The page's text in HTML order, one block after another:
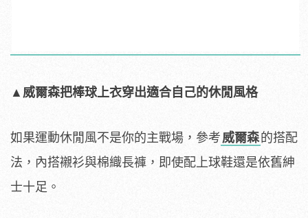
▲威爾森把棒球上衣穿出適合自己的休閒風格
如果運動休閒風不是你的主戰場，參考 威爾森的搭配
法，內搭襯衫與棉織長褲，即使配上球鞋還是依舊紳
士十足。